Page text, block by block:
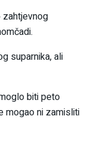
zahtjevnog
suparnika, ali
biti peto
mogao ni zamisliti